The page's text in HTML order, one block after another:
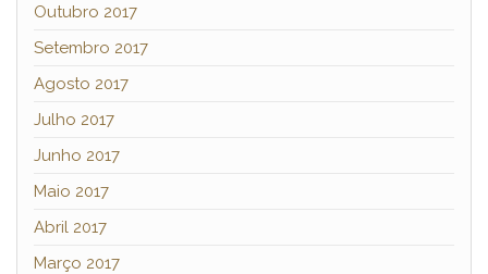
Outubro 2017
Setembro 2017
Agosto 2017
Julho 2017
Junho 2017
Maio 2017
Abril 2017
Março 2017